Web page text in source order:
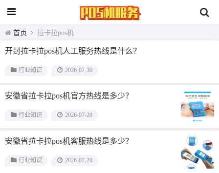
首页 拉卡拉pos机
开封拉卡拉pos机人工服务热线是什么？
行业知识 2026-07-30
安徽省拉卡拉pos机官方热线是多少？
行业知识 2026-07-20
安徽省拉卡拉pos机客服热线是多少？
行业知识 2026-07-20